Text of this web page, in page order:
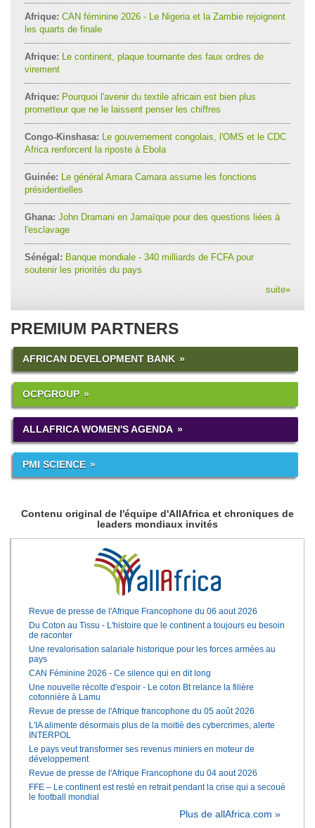
Afrique: CAN féminine 2026 - Le Nigeria et la Zambie rejoignent
les quarts de finale
Afrique: Le continent, plaque tournante des faux ordres de
virement
Afrique: Pourquoi l'avenir du textile africain est bien plus
prometteur que ne le laissent penser les chiffres
Congo-Kinshasa: Le gouvernement congolais, l'OMS et le CDC
Africa renforcent la riposte à Ebola
Guinée: Le général Amara Camara assume les fonctions
présidentielles
Ghana: John Dramani en Jamaïque pour des questions liées à
l'esclavage
Sénégal: Banque mondiale - 340 milliards de FCFA pour
soutenir les priorités du pays
suite»
PREMIUM PARTNERS
AFRICAN DEVELOPMENT BANK
OCPGROUP
ALLAFRICA WOMEN'S AGENDA
PMI SCIENCE
Contenu original de l'équipe d'AllAfrica et chroniques de
leaders mondiaux invités
Revue de presse de l'Afrique Francophone du 06 aout 2026
Du Coton au Tissu - L'histoire que le continent a toujours eu besoin
de raconter
Une revalorisation salariale historique pour les forces armées au
pays
CAN Féminine 2026 - Ce silence qui en dit long
Une nouvelle récolte d'espoir - Le coton Bt relance la filière
cotonnière à Lamu
Revue de presse de l'Afrique francophone du 05 août 2026
L'IA alimente désormais plus de la moitié des cybercrimes, alerte
INTERPOL
Le pays veut transformer ses revenus miniers en moteur de
développement
Revue de presse de l'Afrique Francophone du 04 aout 2026
FFE – Le continent est resté en retrait pendant la crise qui a secoué
le football mondial
Plus de allAfrica.com »